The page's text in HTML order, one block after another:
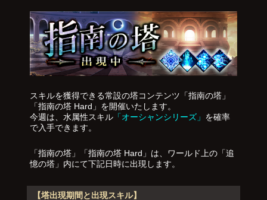
スキルを獲得できる常設の塔コンテンツ「指南の塔」
「指南の塔 Hard」を開催いたします。
今週は、水属性スキル「オーシャンシリーズ」 を確率
で入手できます。
「指南の塔」「指南の塔 Hard」は、ワールド上の「追
憶の塔」内にて下記日時に出現します。
【塔出現期間と出現スキル】